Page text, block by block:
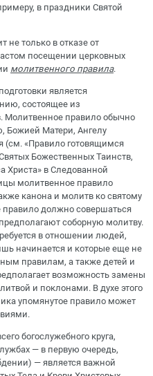
в праздники Святой
не только в отказе от
посещении церковных
молитвенного правила.
является
состоящее из
Молитвенное правило обычно
Божией Матери, Ангелу
(см. «Правило готовящимся
Божественных Таинств,
Христа» в Следованной
молитвенное правило
канона и молитв ко святому
должно совершаться
соборную молитву.
в отношении людей,
начинается и которые еще не
правилам, а также детей и
возможность замены
и поклонами. В духе этого
упомянутое правило может
богослужебного круга,
— в первую очередь,
— является важной